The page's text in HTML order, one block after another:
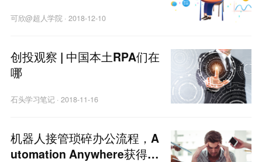
可欣@超人学院 · 2018-12-10
创投观察 | 中国本土RPA们在
哪
石头学习笔记· 2018-11-16
机器人接管琐碎办公流程，A
utomation Anywhere获得2.